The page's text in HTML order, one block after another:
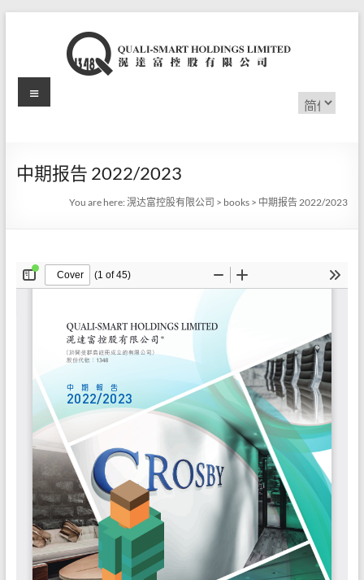
滉
富
限
选
择
Menu
中期报告 2022/2023
You are here:滉达富控股有限公司 > books > 中期报告 2022/2023